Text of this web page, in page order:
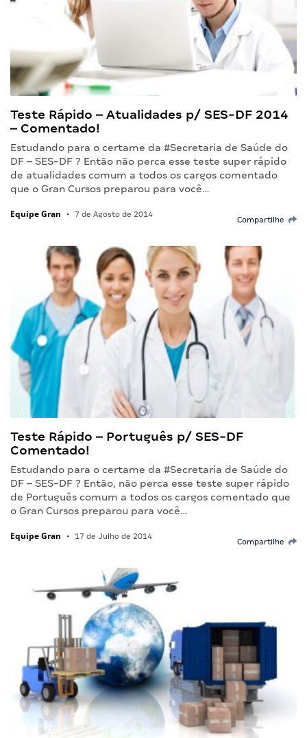
Teste Rápido – Atualidades p/ SES-DF 2014
– Comentado!
Estudando para o certame da #Secretaria de Saúde do
DF – SES-DF ? Então não perca esse teste super rápido
de atualidades comum a todos os cargos comentado
que o Gran Cursos preparou para você…
Equipe Gran • 7 de Agosto de 2014
Compartilhe
Teste Rápido – Português p/ SES-DF
Comentado!
Estudando para o certame da #Secretaria de Saúde do
DF – SES-DF ? Então, não perca esse teste super rápido
de Português comum a todos os cargos comentado que
o Gran Cursos preparou para você…
Equipe Gran • 17 de Julho de 2014
Compartilhe